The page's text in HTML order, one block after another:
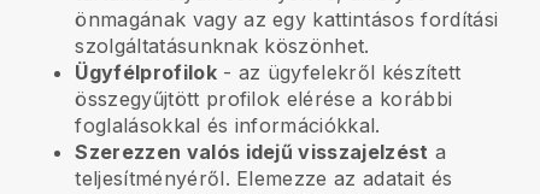
önmagának vagy az egy kattintásos fordítási
szolgáltatásunknak köszönhet.
Ügyfélprofilok- az ügyfelekről készített
összegyűjtött profilok elérése a korábbi
foglalásokkal és információkkal.
Szerezzen valós idejű visszajelzést a
teljesítményéről. Elemezze az adatait és